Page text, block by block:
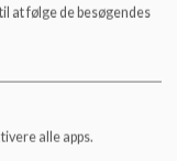
at følge de besøgendes
alle apps.